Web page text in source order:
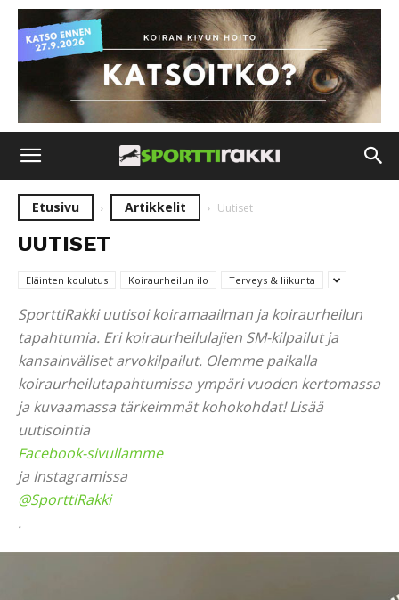
Etusivu Artikkelit Uutiset
UUTISET
Eläinten koulutus Koiraurheilun ilo Terveys & liikunta
SporttiRakki uutisoi koiramaailman ja koiraurheilun
tapahtumia. Eri koiraurheilulajien SM-kilpailut ja
kansainväliset arvokilpailut. Olemme paikalla
koiraurheilutapahtumissa ympäri vuoden kertomassa
ja kuvaamassa tärkeimmät kohokohdat! Lisää
uutisointia
Facebook-sivullamme
ja Instagramissa
@SporttiRakki
.